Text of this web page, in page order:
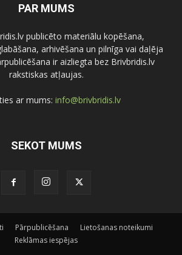
PAR MUMS
publicēto materiālu kopēšana,
arhivēšana un pilnīga vai daļēja
ir aizliegta bez Brivbridis.lv
rakstiskas atļaujas.
ar mums: info@brivbridis.lv
SEKOT MUMS
Pārpublicēšana
Lietošanas noteikumi
Reklāmas iespējas